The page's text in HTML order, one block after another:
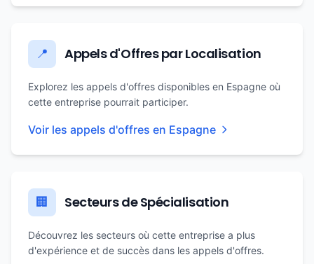
📍 Appels d'Offres par Localisation
Explorez les appels d'offres disponibles en Espagne où
cette entreprise pourrait participer.
Voir les appels d'offres en Espagne
🏢 Secteurs de Spécialisation
Découvrez les secteurs où cette entreprise a plus
d'expérience et de succès dans les appels d'offres.